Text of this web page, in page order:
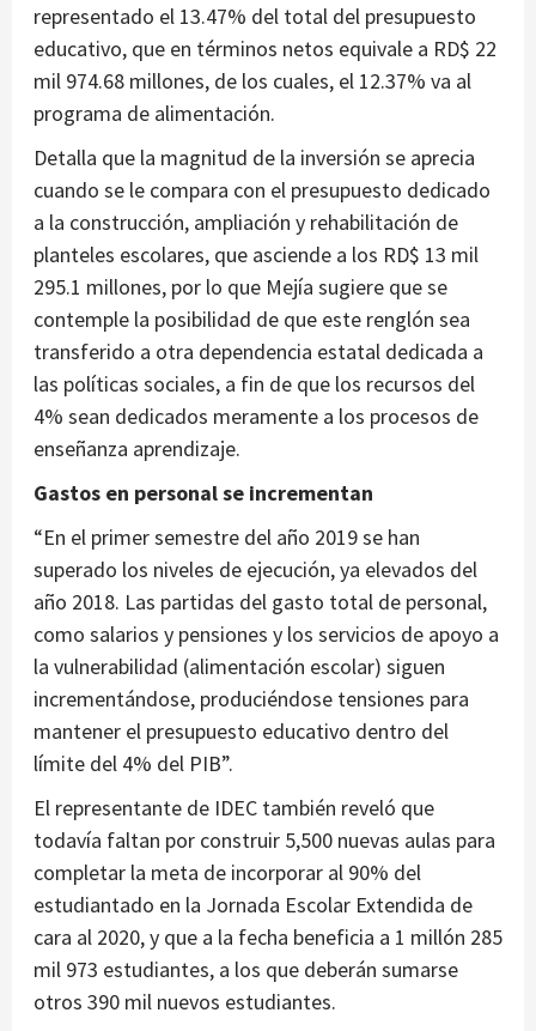
representado el 13.47% del total del presupuesto
educativo, que en términos netos equivale a RD$ 22
mil 974.68 millones, de los cuales, el 12.37% va al
programa de alimentación.
Detalla que la magnitud de la inversión se aprecia
cuando se le compara con el presupuesto dedicado
a la construcción, ampliación y rehabilitación de
planteles escolares, que asciende a los RD$ 13 mil
295.1 millones, por lo que Mejía sugiere que se
contemple la posibilidad de que este renglón sea
transferido a otra dependencia estatal dedicada a
las políticas sociales, a fin de que los recursos del
4% sean dedicados meramente a los procesos de
enseñanza aprendizaje.
Gastos en personal se incrementan
“En el primer semestre del año 2019 se han
superado los niveles de ejecución, ya elevados del
año 2018. Las partidas del gasto total de personal,
como salarios y pensiones y los servicios de apoyo a
la vulnerabilidad (alimentación escolar) siguen
incrementándose, produciéndose tensiones para
mantener el presupuesto educativo dentro del
límite del 4% del PIB”.
El representante de IDEC también reveló que
todavía faltan por construir 5,500 nuevas aulas para
completar la meta de incorporar al 90% del
estudiantado en la Jornada Escolar Extendida de
cara al 2020, y que a la fecha beneficia a 1 millón 285
mil 973 estudiantes, a los que deberán sumarse
otros 390 mil nuevos estudiantes.